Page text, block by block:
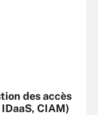
des accès
CIAM)